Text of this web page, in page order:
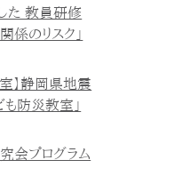
た 教員研修
係のリスク」
】静岡県地震
も防災教室」
会プログラム